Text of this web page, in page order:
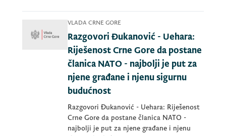
VLADA CRNE GORE
Razgovori Đukanović - Uehara:
Riješenost Crne Gore da postane
članica NATO - najbolji je put za
njene građane i njenu sigurnu
budućnost
Razgovori Đukanović - Uehara: Riješenost
Crne Gore da postane članica NATO -
najbolji je put za njene građane i njenu